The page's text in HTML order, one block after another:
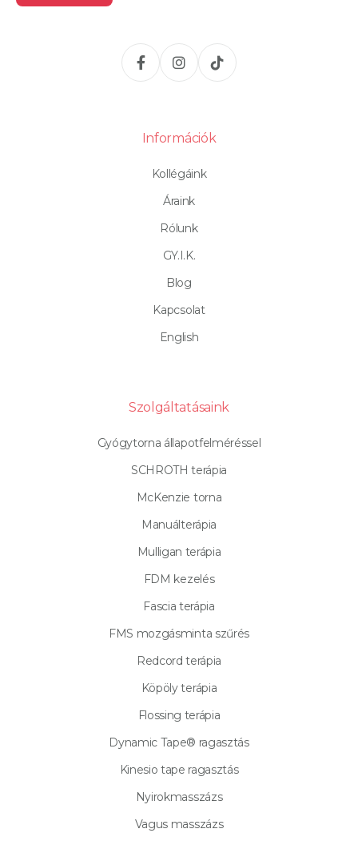
Információk
Kollégáink
Áraink
Rólunk
GY.I.K.
Blog
Kapcsolat
English
Szolgáltatásaink
Gyógytorna állapotfelméréssel
SCHROTH terápia
McKenzie torna
Manuálterápia
Mulligan terápia
FDM kezelés
Fascia terápia
FMS mozgásminta szűrés
Redcord terápia
Köpöly terápia
Flossing terápia
Dynamic Tape® ragasztás
Kinesio tape ragasztás
Nyirokmasszázs
Vagus masszázs